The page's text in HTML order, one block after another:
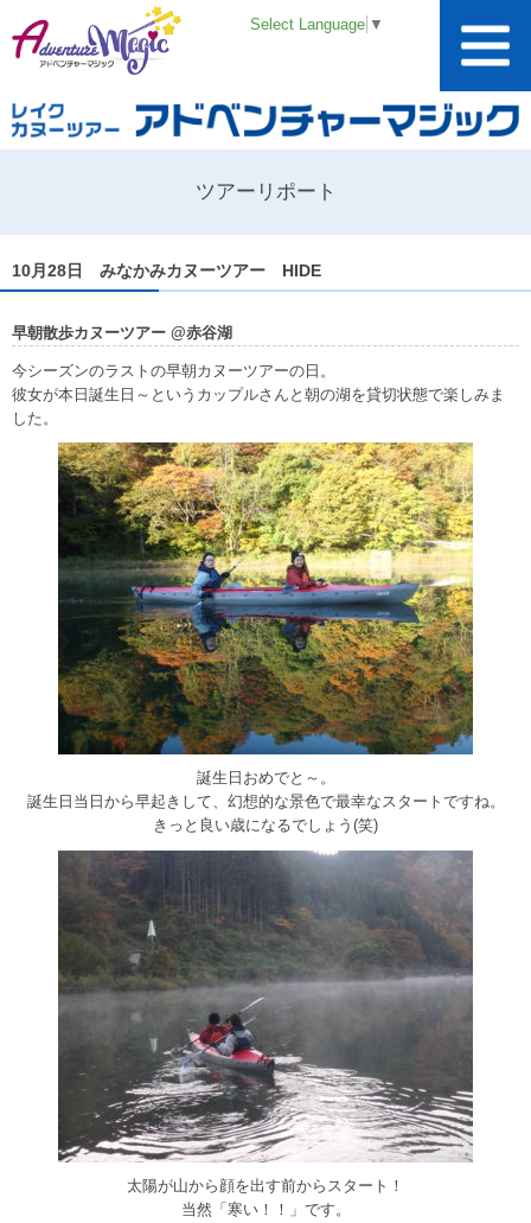
Select Language ▼
ツアーリポート
10月28日 みなかみカヌーツアー HIDE
早朝散歩カヌーツアー @赤谷湖
今シーズンのラストの早朝カヌーツアーの日。
彼女が本日誕生日～というカップルさんと朝の湖を貸切状態で楽しみま
した。
誕生日おめでと～。
誕生日当日から早起きして、幻想的な景色で最幸なスタートですね。
きっと良い歳になるでしょう(笑)
太陽が山から顔を出す前からスタート！
当然「寒い！！」です。